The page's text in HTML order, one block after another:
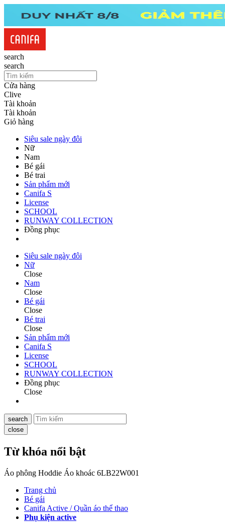
search
search
Cửa hàng
Clive
Tài khoản
Tài khoản
Giỏ hàng
Siêu sale ngày đôi
Nữ
Nam
Bé gái
Bé trai
Sản phẩm mới
Canifa S
License
SCHOOL
RUNWAY COLLECTION
Đồng phục
Siêu sale ngày đôi
Nữ
Close
Nam
Close
Bé gái
Close
Bé trai
Close
Sản phẩm mới
Canifa S
License
SCHOOL
RUNWAY COLLECTION
Đồng phục
Close
search
close
Từ khóa nổi bật
Áo phông Hoddie Áo khoác 6LB22W001
Trang chủ
Bé gái
Canifa Active / Quần áo thể thao
Phụ kiện active